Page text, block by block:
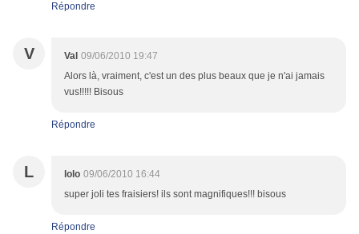
Répondre
V Val 09/06/2010 19:47
Alors là, vraiment, c'est un des plus beaux que je n'ai jamais
vus!!!!! Bisous
Répondre
L lolo 09/06/2010 16:44
super joli tes fraisiers! ils sont magnifiques!!! bisous
Répondre